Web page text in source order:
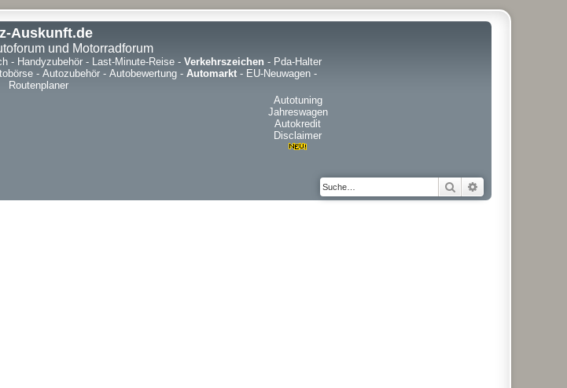
Auskunft.de
und Motorradforum
- Handyzubehör- Last-Minute-Reise- Verkehrszeichen- Pda-Halter
- Autozubehör - Autobewertung - Automarkt - EU-Neuwagen -
Routenplaner
Autotuning
Jahreswagen
Autokredit
Disclaimer
Suche